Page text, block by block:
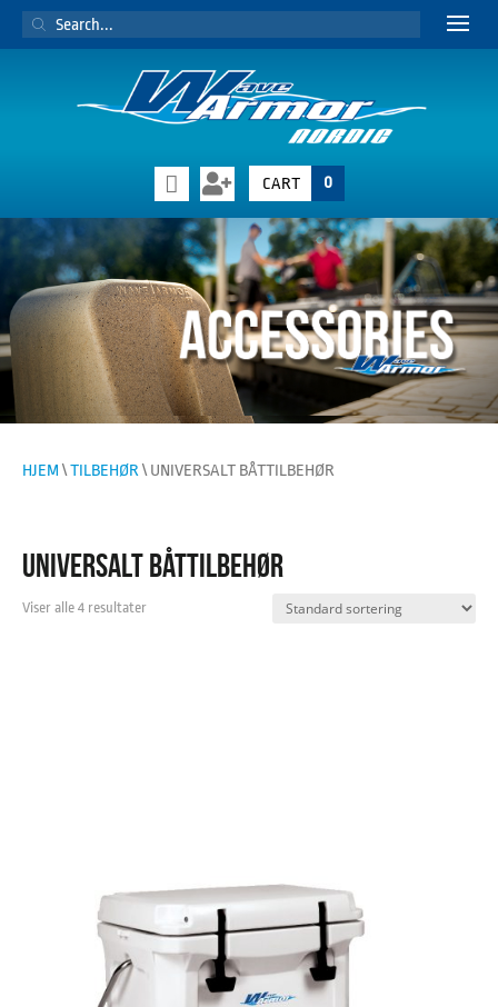
PRODUCTS
SEARCH
CART 0
HJEM \TILBEHØR\ UNIVERSALT BÅTTILBEHØR
UNIVERSALT BÅTTILBEHØR
Viser alle 4 resultater